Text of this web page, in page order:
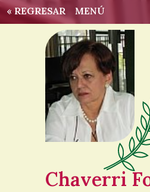
« REGRESAR MENÚ
Chaverri